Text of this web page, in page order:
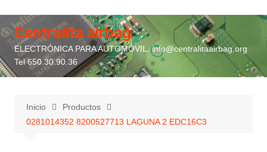
contenido
Centralita airbag
ELECTRÓNICA PARA AUTOMÓVIL. info@centralitaairbag.org
Tel 650.30.90.36
Inicio
Productos
0281014352 8200527713 LAGUNA 2 EDC16C3